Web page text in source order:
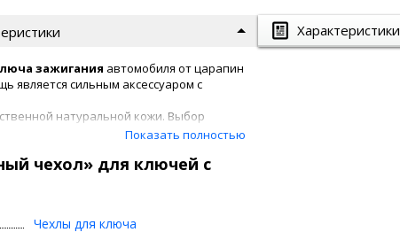
Характеристики
зажигания автомобиля от царапин
является сильным аксессуаром с
натуральной кожи. Выбор
кожа пластична, стойкая к
решениемдля ключей– лезвий. При
надежно закреплен и защищен.
логотип автомобильной марки.
Показать полностью
чехол» для ключей с
Чехлы для ключа